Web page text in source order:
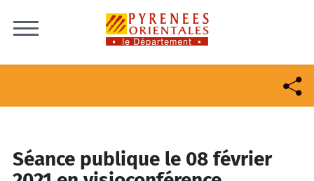
Séance publique le 08 février